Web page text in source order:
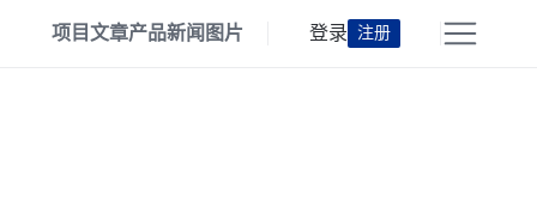
项目文章产品新闻 图片 登录 注册